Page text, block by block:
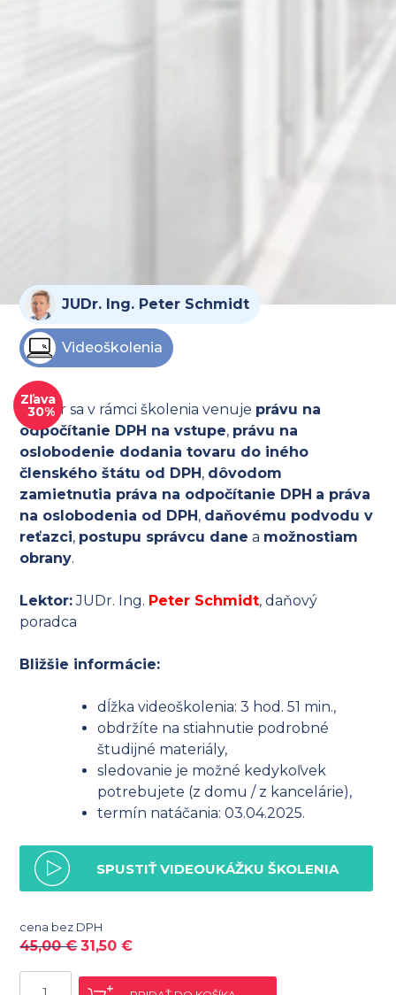
JUDr. Ing. Peter Schmidt
Videoškolenia
Zľava
30%
Lektor sa v rámci školenia venuje právu na
odpočítanie DPH na vstupe, právu na
oslobodenie dodania tovaru do iného
členského štátu od DPH , dôvodom
zamietnutia práva na odpočítanie DPH a práva
na oslobodenia od DPH , daňovému podvodu v
reťazci, postupu správcu dane a možnostiam
obrany.
Lektor:JUDr. Ing. Peter Schmidt, daňový
poradca
Bližšie informácie:
dĺžka videoškolenia: 3 hod. 51 min.,
obdržíte na stiahnutie podrobné
študijné materiály,
sledovanie je možné kedykoľvek
potrebujete (z domu / z kancelárie),
termín natáčania: 03.04.2025.
SPUSTIŤ VIDEOUKÁŽKU ŠKOLENIA
cena bez DPH
45,00€ 31,50€
množstvo